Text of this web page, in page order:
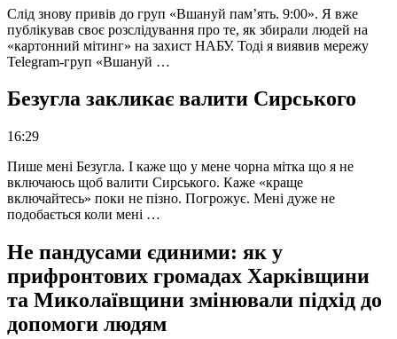
Слід знову привів до груп «Вшануй пам’ять. 9:00». Я вже
публікував своє розслідування про те, як збирали людей на
«картонний мітинг» на захист НАБУ. Тоді я виявив мережу
Telegram-груп «Вшануй …
Безугла закликає валити Сирського
16:29
Пише мені Безугла. І каже що у мене чорна мітка що я не
включаюсь щоб валити Сирського. Каже «краще
включайтесь» поки не пізно. Погрожує. Мені дуже не
подобається коли мені …
Не пандусами єдиними: як у
прифронтових громадах Харківщини
та Миколаївщини змінювали підхід до
допомоги людям